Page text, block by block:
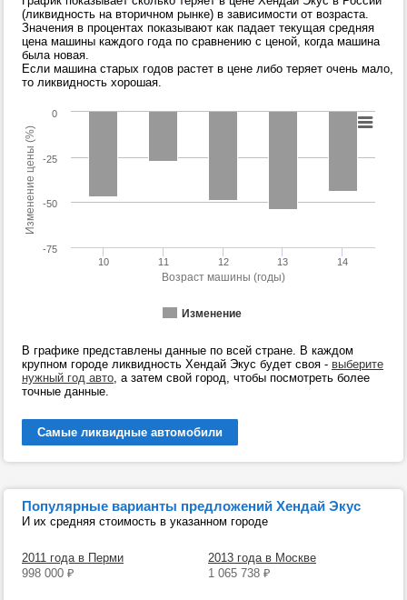
(ликвидность на вторичном рынке) в зависимости от возраста.
Значения в процентах показывают как падает текущая средняя
цена машины каждого года по сравнению с ценой, когда машина
была новая.
Если машина старых годов растет в цене либо теряет очень мало,
то ликвидность хорошая.
Возраст машины (годы)
Изменение цены (%)
Изменение
10 11 12 13 14
0
-75
-50
-25
В графике представлены данные по всей стране. В каждом
крупном городе ликвидность Хендай Экус будет своя - выберите
нужный год авто, а затем свой город, чтобы посмотреть более
точные данные.
Самые ликвидные автомобили
Популярные варианты предложений Хендай Экус
И их средняя стоимость в указанном городе
2011 года в Перми
998 000 ₽
2013 года в Москве
1 065 738 ₽